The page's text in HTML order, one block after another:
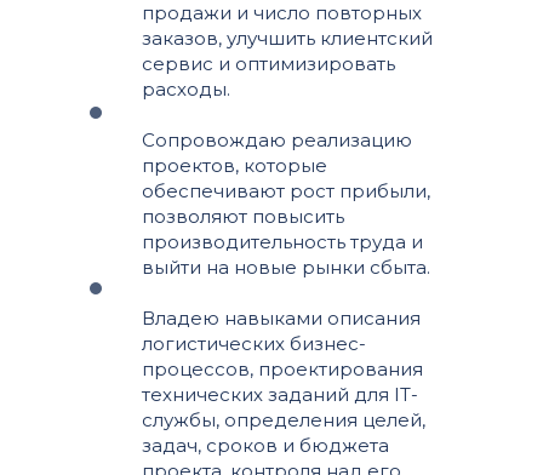
продажи и число повторных
заказов, улучшить клиентский
сервис и оптимизировать
расходы.
Сопровождаю реализацию
проектов, которые
обеспечивают рост прибыли,
позволяют повысить
производительность труда и
выйти на новые рынки сбыта.
Владею навыками описания
логистических бизнес-
процессов, проектирования
технических заданий для IT-
службы, определения целей,
задач, сроков и бюджета